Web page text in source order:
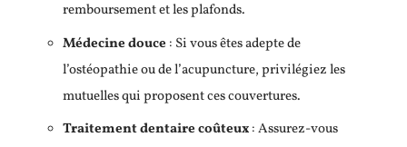
remboursement et les plafonds.
Médecine douce : Si vous êtes adepte de
l’ostéopathie ou de l’acupuncture, privilégiez les
mutuelles qui proposent ces couvertures.
Traitement dentaire coûteux: Assurez-vous